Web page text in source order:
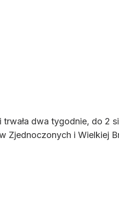
dwa tygodnie, do 2
i Wielkiej